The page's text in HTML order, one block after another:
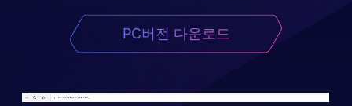
PC버전 다운로드